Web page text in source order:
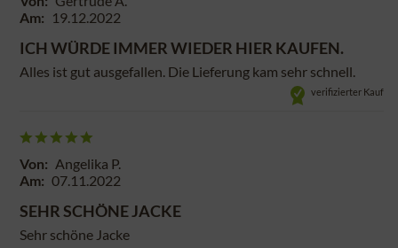
Am: 19.12.2022
ICH WÜRDE IMMER WIEDER HIER KAUFEN.
Alles ist gut ausgefallen. Die Lieferung kam sehr schnell.
verifizierter Kauf
Von: Angelika P.
Am: 07.11.2022
SEHR SCHÖNE JACKE
Sehr schöne Jacke